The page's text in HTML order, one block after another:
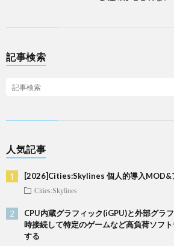
記事検索
人気記事
[2026]Cities:Skylines 個人的導入MOD&
Cities:Skylines
CPU内蔵グラフィック(iGPU)と外部グラ
時接続して特定のゲームなど高負荷ソフ
する